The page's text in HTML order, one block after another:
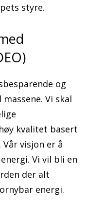
styre.
og
Vi skal
kvalitet basert
visjon er å
Vi vil bli en
der alt
energi.